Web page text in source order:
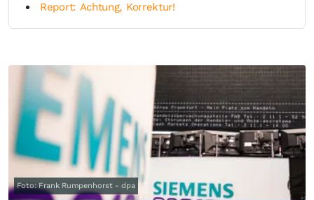
Report: Achtung, Korrektur!
Foto: Frank Rumpenhorst - dpa